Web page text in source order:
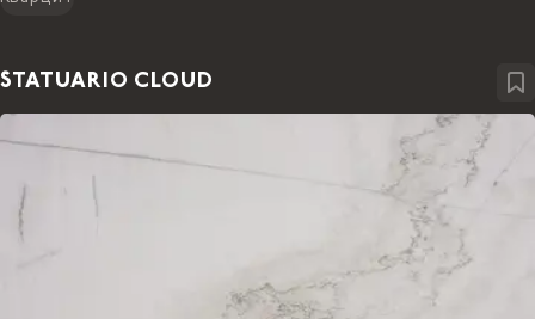
STATUARIO CLOUD